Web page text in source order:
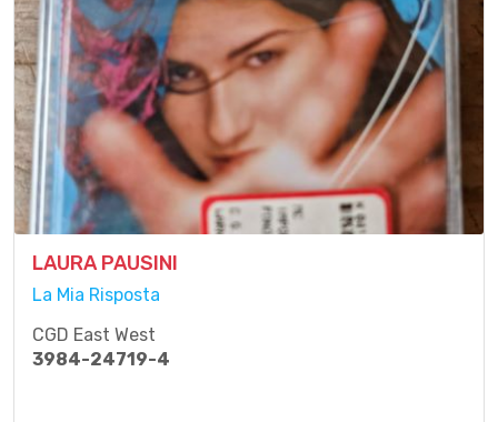
LAURA PAUSINI
La Mia Risposta
CGD East West
3984-24719-4